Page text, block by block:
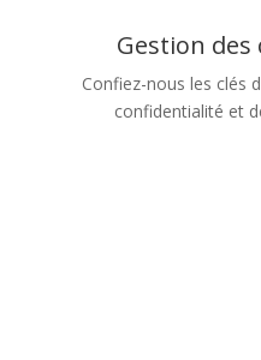
Gestion des
Confiez-nous les clés
confidentialité et